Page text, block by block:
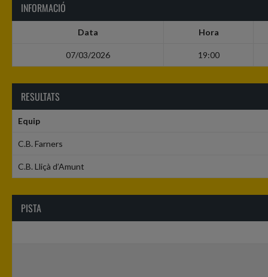
INFORMACIÓ
Data Hora
07/03/2026 19:00
RESULTATS
Equip
C.B. Farners
C.B. Lliçà d’Amunt
PISTA